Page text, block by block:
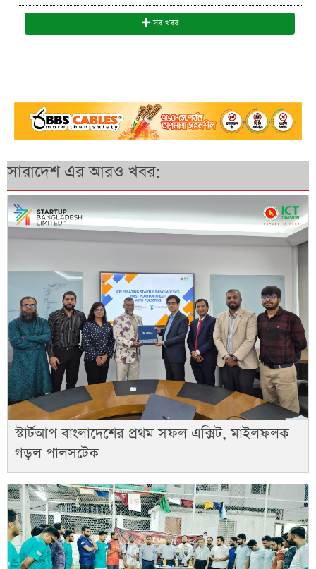
সব খবর
সারাদেশ এর আরও খবর:
স্টার্টআপ বাংলাদেশের প্রথম সফল এক্সিট, মাইলফলক
গড়ল পালসটেক